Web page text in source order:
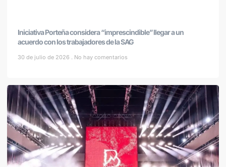
Iniciativa Porteña considera “imprescindible” llegar a un
acuerdo con los trabajadores de la SAG
30 de julio de 2026 No hay comentarios